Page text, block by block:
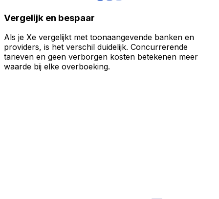
Vergelijk en bespaar
Als je Xe vergelijkt met toonaangevende banken en
providers, is het verschil duidelijk. Concurrerende
tarieven en geen verborgen kosten betekenen meer
waarde bij elke overboeking.